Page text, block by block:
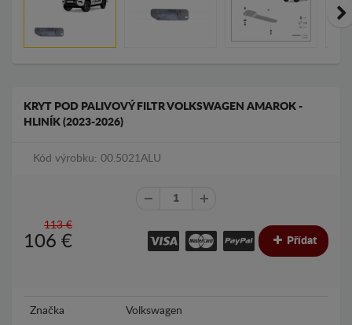
KRYT POD PALIVOVÝ FILTR VOLKSWAGEN AMAROK -
HLINÍK (2023-2026)
Kód výrobku: 00.5021ALU
113 €
106 € Přídat
Značka Volkswagen